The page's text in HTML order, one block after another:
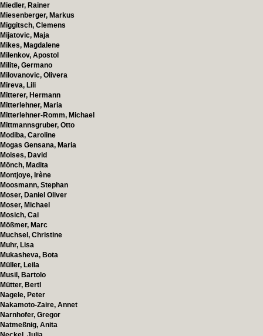
Miedler, Rainer
Miesenberger, Markus
Miggitsch, Clemens
Mijatovic, Maja
Mikes, Magdalene
Milenkov, Apostol
Milite, Germano
Milovanovic, Olivera
Mireva, Lili
Mitterer, Hermann
Mitterlehner, Maria
Mitterlehner-Romm, Michael
Mittmannsgruber, Otto
Modiba, Caroline
Mogas Gensana, Maria
Moises, David
Mönch, Madita
Montjoye, Irène
Moosmann, Stephan
Moser, Daniel Oliver
Moser, Michael
Mosich, Cai
Mößmer, Marc
Muchsel, Christine
Muhr, Lisa
Mukasheva, Bota
Müller, Leila
Musil, Bartolo
Mütter, Bertl
Nagele, Peter
Nakamoto-Zaire, Annet
Narnhofer, Gregor
Natmeßnig, Anita